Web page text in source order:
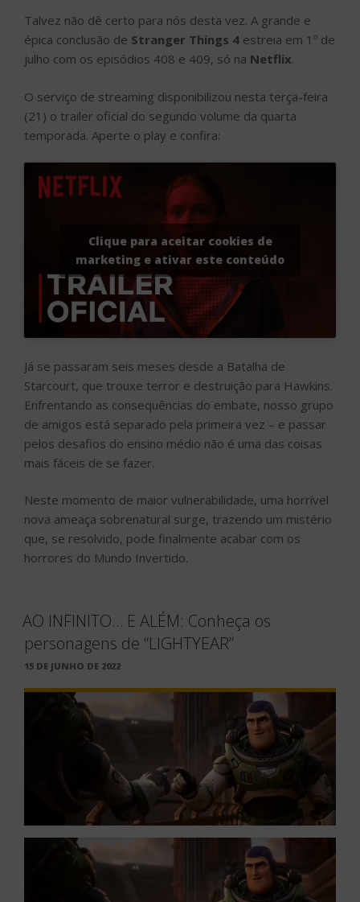
Talvez não dê certo para nós desta vez. A grande e
épica conclusão de Stranger Things 4 estreia em 1º de
julho com os episódios 408 e 409, só na Netflix.
O serviço de streaming disponibilizou nesta terça-feira
(21) o trailer oficial do segundo volume da quarta
temporada. Aperte o play e confira:
Clique para aceitar cookies de
marketing e ativar este conteúdo
Já se passaram seis meses desde a Batalha de
Starcourt, que trouxe terror e destruição para Hawkins.
Enfrentando as consequências do embate, nosso grupo
de amigos está separado pela primeira vez – e passar
pelos desafios do ensino médio não é uma das coisas
mais fáceis de se fazer.
Neste momento de maior vulnerabilidade, uma horrível
nova ameaça sobrenatural surge, trazendo um mistério
que, se resolvido, pode finalmente acabar com os
horrores do Mundo Invertido.
AO INFINITO… E ALÉM: Conheça os
personagens de “LIGHTYEAR”
PUBLICADO
15 DE JUNHO DE 2022